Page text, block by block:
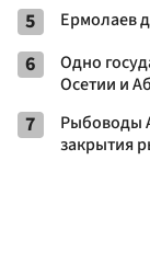
5 Ермолаев
6
Одно
Осетии и
7
Рыбоводы
закрытия